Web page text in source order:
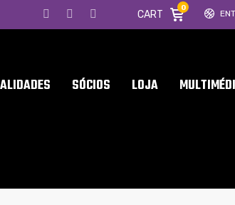
CART
0
SÓCIOS LOJA